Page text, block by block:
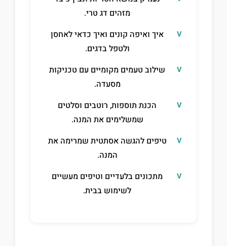
מזהים דג טרי.
איך ואיפה קונים ואיך כדאי לאחסן
ולטפל בדגים.
שילוב טעמים מקומיים עם טכניקות
מסעדה.
הכנת תוספות, רוטבים וסלטים
שמשלימים את המנה.
טיפים להגשה אסתטית שמרימה את
המנה.
מתכונים בלעדיים וטיפים מעשיים
לשימוש בבית.